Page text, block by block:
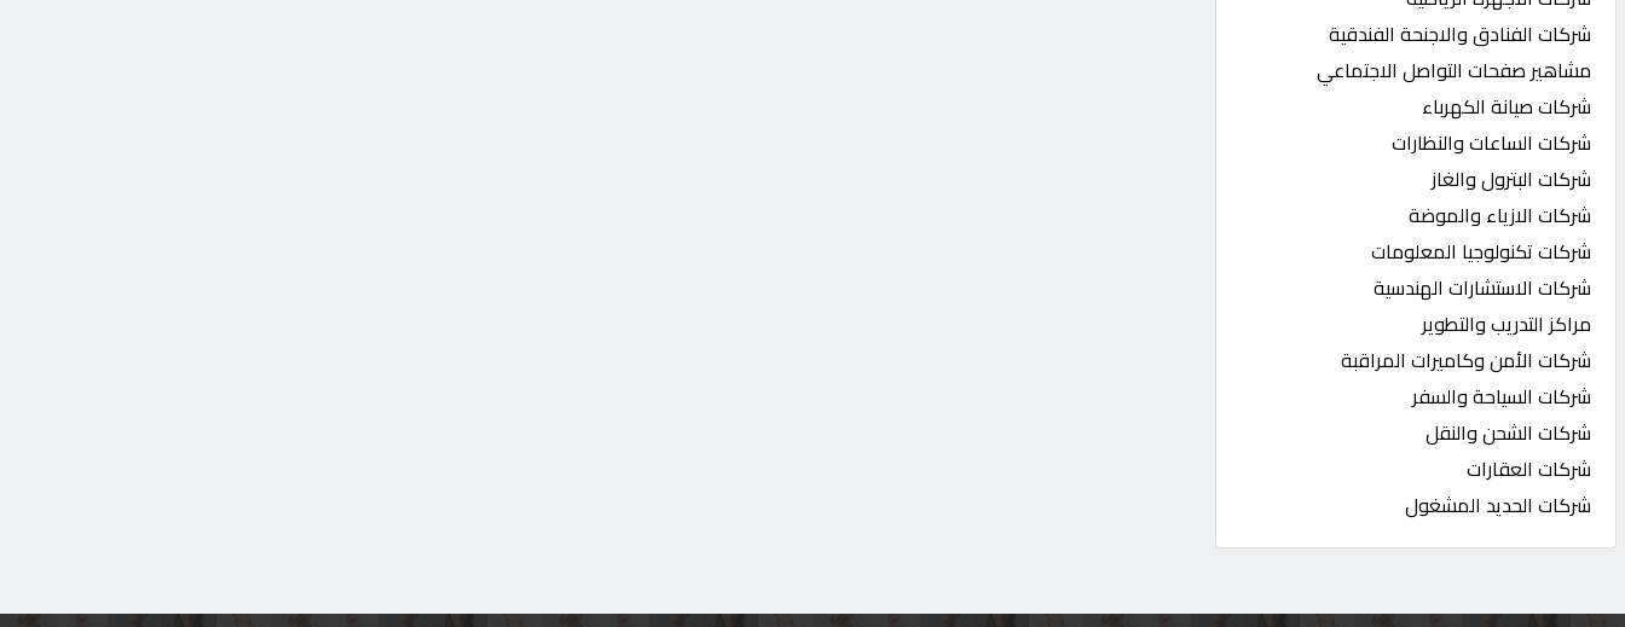
شركات الفنادق والاجنحة الفندقية
مشاهير صفحات التواصل الاجتماعي
شركات صيانة الكهرباء
شركات الساعات والنظارات
شركات البترول والغاز
شركات الازياء والموضة
شركات تكنولوجيا المعلومات
شركات الاستشارات الهندسية
مراكز التدريب والتطوير
شركات الأمن وكاميرات المراقبة
شركات السياحة والسفر
شركات الشحن والنقل
شركات العقارات
شركات الحديد المشغول